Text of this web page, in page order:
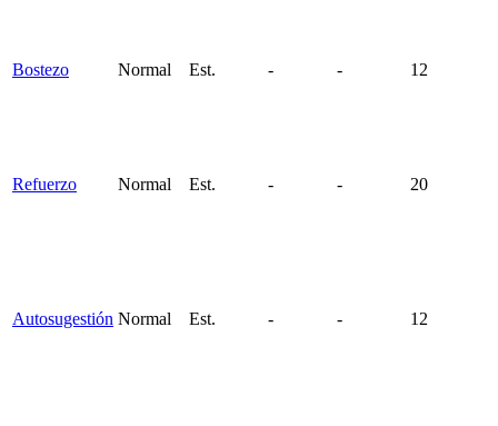
Bostezo Normal Est. - - 12
Refuerzo Normal Est. - - 20
Autosugestión Normal Est. - - 12